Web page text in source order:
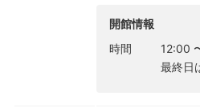
開館情報
時間
12:00
最終日